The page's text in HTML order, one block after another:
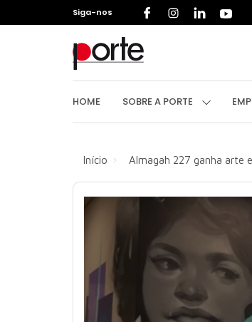
Siga-nos
HOME SOBRE A PORTE
Início Almagah 227 ganha arte